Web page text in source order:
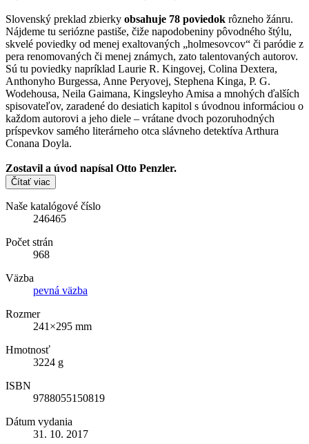
Slovenský preklad zbierky obsahuje 78 poviedok rôzneho žánru.
Nájdeme tu seriózne pastiše, čiže napodobeniny pôvodného štýlu,
skvelé poviedky od menej exaltovaných „holmesovcov“ či paródie z
pera renomovaných či menej známych, zato talentovaných autorov.
Sú tu poviedky napríklad Laurie R. Kingovej, Colina Dextera,
Anthonyho Burgessa, Anne Peryovej, Stephena Kinga, P. G.
Wodehousa, Neila Gaimana, Kingsleyho Amisa a mnohých ďalších
spisovateľov, zaradené do desiatich kapitol s úvodnou informáciou o
každom autorovi a jeho diele – vrátane dvoch pozoruhodných
príspevkov samého literárneho otca slávneho detektíva Arthura
Conana Doyla.
Zostavil a úvod napísal Otto Penzler.
Čítať viac
Naše katalógové číslo
246465
Počet strán
968
Väzba
pevná väzba
Rozmer
241×295 mm
Hmotnosť
3224 g
ISBN
9788055150819
Dátum vydania
31. 10. 2017